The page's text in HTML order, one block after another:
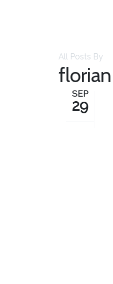
All Posts By
florian
SEP
29